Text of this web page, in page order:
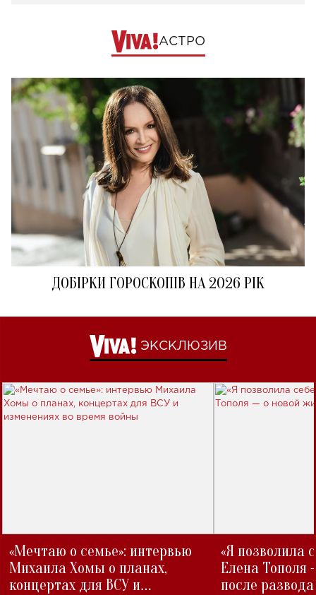
АСТРО
ДОБІРКИ ГОРОСКОПІВ НА 2026 РІК
ЭКСКЛЮЗИВ
«Мечтаю о семье»: интервью
Михаила Хомы о планах,
концертах для ВСУ и
«Я позволила
Елена Тополя
после развода